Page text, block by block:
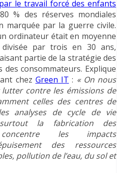
le travail forcé des enfants
% des réserves mondiales
marquée par la guerre civile.
ordinateur était en moyenne
par trois en 30 ans,
partie de la stratégie des
consommateurs. Explique
chez Green IT : « On nous
contre les émissions de
celles des centres de
analyses de cycle de vie
la fabrication des
les impacts
des ressources
pollution de l’eau, du sol et